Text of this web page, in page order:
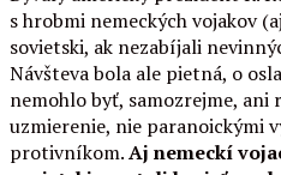
s hrobmi nemeckých vojakov
sovietski, ak nezabíjali
Návšteva bola ale pietná, o
nemohlo byť, samozrejme, ani
uzmierenie, nie paranoickými
protivníkom.Aj nemeckí